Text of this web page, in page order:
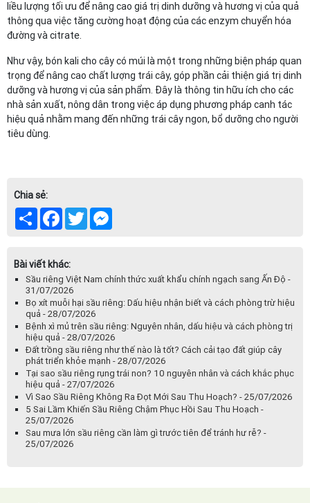
liều lượng tối ưu để nâng cao giá trị dinh dưỡng và hương vị của quả
thông qua việc tăng cường hoạt động của các enzym chuyển hóa
đường và citrate.
Như vậy, bón kali cho cây có múi là một trong những biện pháp quan
trọng để nâng cao chất lượng trái cây, góp phần cải thiện giá trị dinh
dưỡng và hương vị của sản phẩm. Đây là thông tin hữu ích cho các
nhà sản xuất, nông dân trong việc áp dụng phương pháp canh tác
hiệu quả nhằm mang đến những trái cây ngon, bổ dưỡng cho người
tiêu dùng.
Chia sẻ:
Share Facebook
Twitter
Bài viết khác:
Sầu riêng Việt Nam chính thức xuất khẩu chính ngạch sang Ấn Độ -
31/07/2026
Bọ xít muỗi hại sầu riêng: Dấu hiệu nhận biết và cách phòng trừ hiệu
quả - 28/07/2026
Bệnh xì mủ trên sầu riêng: Nguyên nhân, dấu hiệu và cách phòng trị
hiệu quả - 28/07/2026
Đất trồng sầu riêng như thế nào là tốt? Cách cải tạo đất giúp cây
phát triển khỏe mạnh - 28/07/2026
Tại sao sầu riêng rụng trái non? 10 nguyên nhân và cách khắc phục
hiệu quả - 27/07/2026
Vì Sao Sầu Riêng Không Ra Đọt Mới Sau Thu Hoạch? - 25/07/2026
5 Sai Lầm Khiến Sầu Riêng Chậm Phục Hồi Sau Thu Hoạch -
25/07/2026
Sau mưa lớn sầu riêng cần làm gì trước tiên để tránh hư rễ? -
25/07/2026